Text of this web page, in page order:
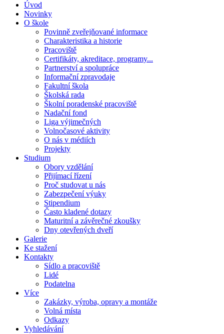
Úvod
Novinky
O škole
Povinně zveřejňované informace
Charakteristika a historie
Pracoviště
Certifikáty, akreditace, programy...
Partnerství a spolupráce
Informační zpravodaje
Fakultní škola
Školská rada
Školní poradenské pracoviště
Nadační fond
Liga výjimečných
Volnočasové aktivity
O nás v médiích
Projekty
Studium
Obory vzdělání
Přijímací řízení
Proč studovat u nás
Zabezpečení výuky
Stipendium
Často kladené dotazy
Maturitní a závěrečné zkoušky
Dny otevřených dveří
Galerie
Ke stažení
Kontakty
Sídlo a pracoviště
Lidé
Podatelna
Více
Zakázky, výroba, opravy a montáže
Volná místa
Odkazy
Vyhledávání